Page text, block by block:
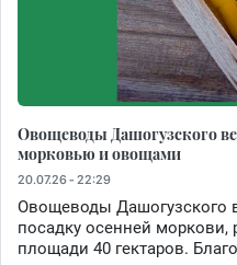
Овощеводы Дашогузского
морковью и овощами
20.07.26 - 22:29
Овощеводы Дашогузского
посадку осенней моркови,
площади 40 гектаров.